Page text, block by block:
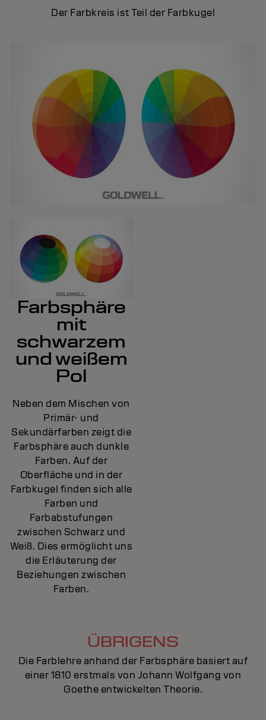
Der Farbkreis ist Teil der Farbkugel
Farbsphäre
mit
schwarzem
und weißem
Pol
Neben dem Mischen von
Primär- und
Sekundärfarben zeigt die
Farbsphäre auch dunkle
Farben. Auf der
Oberfläche und in der
Farbkugel finden sich alle
Farben und
Farbabstufungen
zwischen Schwarz und
Weiß. Dies ermöglicht uns
die Erläuterung der
Beziehungen zwischen
Farben.
ÜBRIGENS
Die Farblehre anhand der Farbsphäre basiert auf
einer 1810 erstmals von Johann Wolfgang von
Goethe entwickelten Theorie.